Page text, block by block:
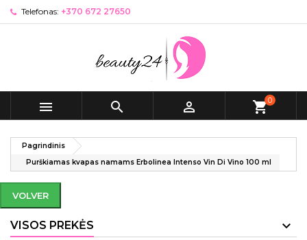
Telefonas: +370 672 27650
   shopping_cart0
Pagrindinis
Purškiamas kvapas namams Erbolinea Intenso Vin Di Vino 100 ml
VOLVER
VISOS PREKĖS